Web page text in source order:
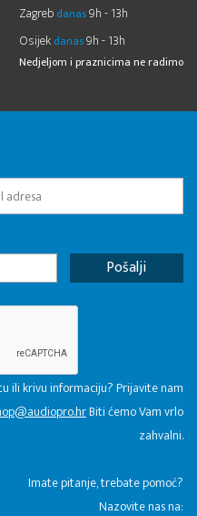
Zagreb danas9h - 13h
Osijek danas9h - 13h
Nedjeljom i praznicima ne radimo
ili krivu informaciju? Prijavite nam
Biti ćemo Vam vrlo
zahvalni.
​Imate pitanje, trebate pomoć?
Nazovite nas na: